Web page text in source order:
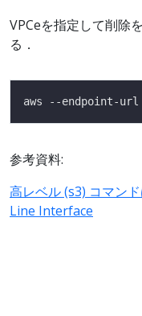
VPCeを指定して削除
る．
参考資料:
高レベル (s3) コマン
Line Interface